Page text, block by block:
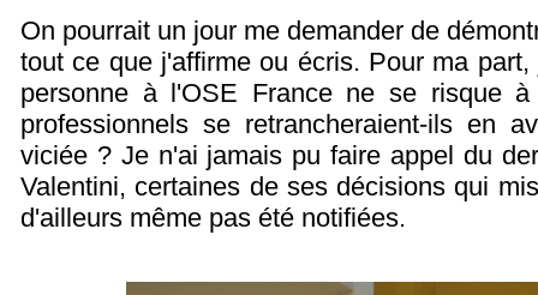
On pourrait un jour me demander de
tout ce que j'affirme ou écris. Pour ma
personne à l'OSE France ne se risque
professionnels se retrancheraient-ils en
viciée ? Je n'ai jamais pu faire appel du
Valentini, certaines de ses décisions qui
d'ailleurs même pas été notifiées.